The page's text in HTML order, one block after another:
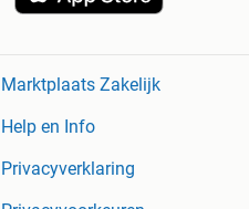
Marktplaats Zakelijk
Help en Info
Privacyverklaring